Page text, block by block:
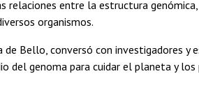
relaciones entre la estructura
organismos.
de Bello, conversó con investigadores y
del genoma para cuidar el planeta y